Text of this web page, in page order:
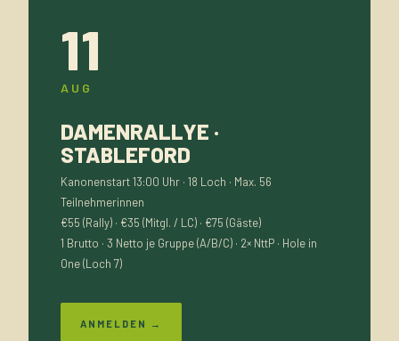
11
AUG
DAMENRALLYE ·
STABLEFORD
Kanonenstart 13:00 Uhr · 18 Loch · Max. 56
Teilnehmerinnen
€55 (Rally) · €35 (Mitgl. / LC) · €75 (Gäste)
1 Brutto · 3 Netto je Gruppe (A/B/C) · 2× NttP · Hole in
One (Loch 7)
ANMELDEN →